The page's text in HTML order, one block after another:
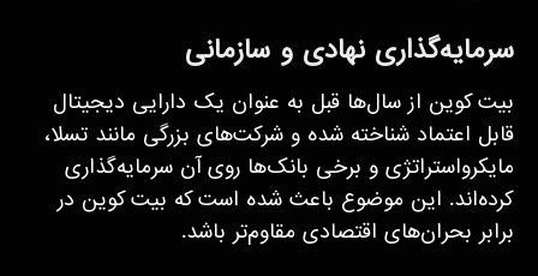
سرمایه‌گذاری نهادی و سازمانی
بیت کوین از سال‌ها قبل به عنوان یک دارایی دیجیتال
قابل اعتماد شناخته شده و شرکت‌های بزرگی مانند تسلا،
مایکرواستراتژی و برخی بانک‌ها روی آن سرمایه‌گذاری
کرده‌اند. این موضوع باعث شده است که بیت کوین در
برابر بحران‌های اقتصادی مقاوم‌تر باشد.